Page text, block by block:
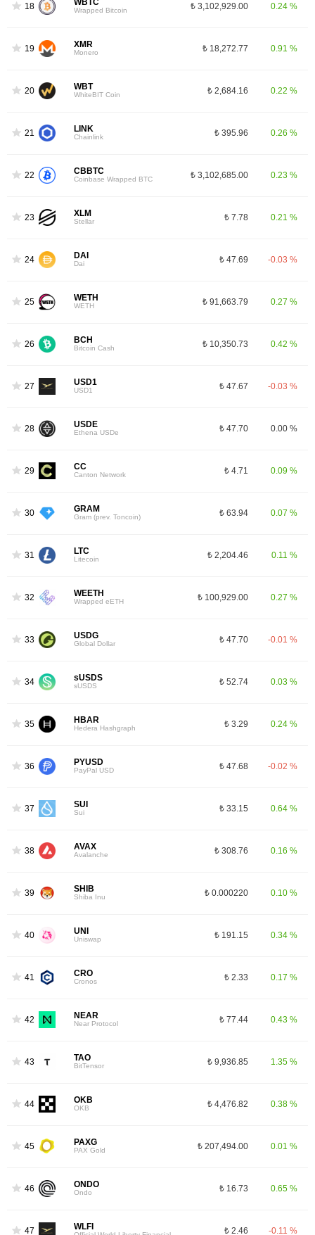
18 WBTC
Wrapped Bitcoin ₺ 3,102,929.00 0.24 %
19 XMR
Monero ₺ 18,272.77 0.91 %
20 WBT
WhiteBIT Coin ₺ 2,684.16 0.22 %
21 LINK
Chainlink ₺ 395.96 0.26 %
22 CBBTC
Coinbase Wrapped BTC ₺ 3,102,685.00 0.23 %
23 XLM
Stellar ₺ 7.78 0.21 %
24 DAI
Dai ₺ 47.69 -0.03 %
25 WETH
WETH ₺ 91,663.79 0.27 %
26 BCH
Bitcoin Cash ₺ 10,350.73 0.42 %
27 USD1
USD1 ₺ 47.67 -0.03 %
28 USDE
Ethena USDe ₺ 47.70 0.00 %
29 CC
Canton Network ₺ 4.71 0.09 %
30 GRAM
Gram (prev. Toncoin) ₺ 63.94 0.07 %
31 LTC
Litecoin ₺ 2,204.46 0.11 %
32 WEETH
Wrapped eETH ₺ 100,929.00 0.27 %
33 USDG
Global Dollar ₺ 47.70 -0.01 %
34 sUSDS
sUSDS ₺ 52.74 0.03 %
35 HBAR
Hedera Hashgraph ₺ 3.29 0.24 %
36 PYUSD
PayPal USD ₺ 47.68 -0.02 %
37 SUI
Sui ₺ 33.15 0.64 %
38 AVAX
Avalanche ₺ 308.76 0.16 %
39 SHIB
Shiba Inu ₺ 0.000220 0.10 %
40 UNI
Uniswap ₺ 191.15 0.34 %
41 CRO
Cronos ₺ 2.33 0.17 %
42 NEAR
Near Protocol ₺ 77.44 0.43 %
43 TAO
BitTensor ₺ 9,936.85 1.35 %
44 OKB
OKB ₺ 4,476.82 0.38 %
45 PAXG
PAX Gold ₺ 207,494.00 0.01 %
46 ONDO
Ondo ₺ 16.73 0.65 %
47 WLFI ₺ 2.46 -0.11 %